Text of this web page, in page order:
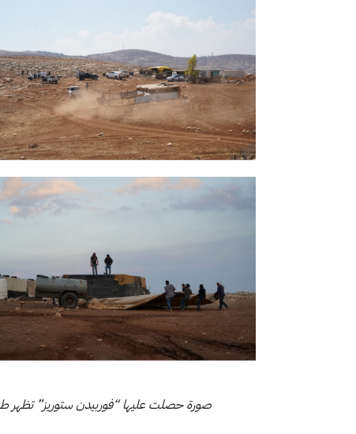
صورة حصلت عليها “فوربيدن ستوريز” تظهر